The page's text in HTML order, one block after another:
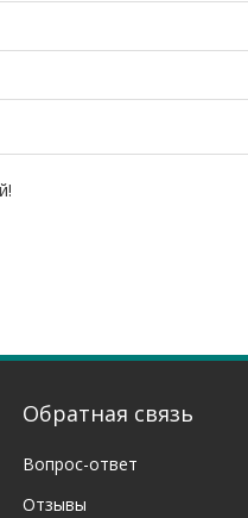
Обратная связь
Вопрос-ответ
Отзывы